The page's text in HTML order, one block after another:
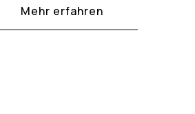
Mehr erfahren